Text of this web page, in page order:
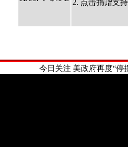
2. 点击捐赠支持
今日关注 美政府再度“停